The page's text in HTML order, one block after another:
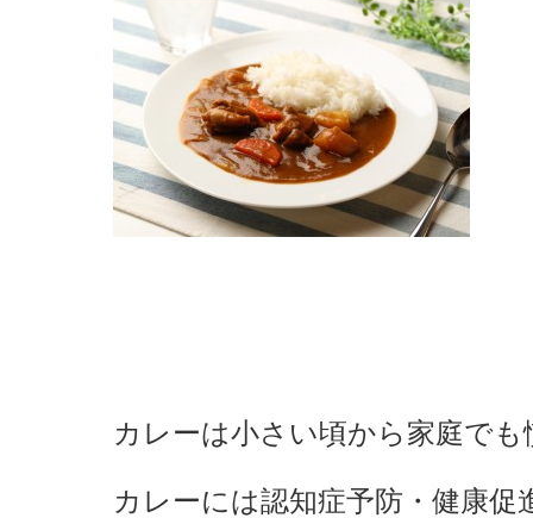
カレーは小さい頃から家庭で
カレーには認知症予防・健康